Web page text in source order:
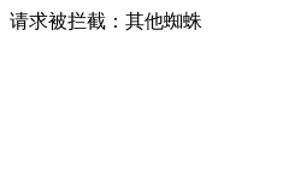
请求被拦截：其他蜘蛛